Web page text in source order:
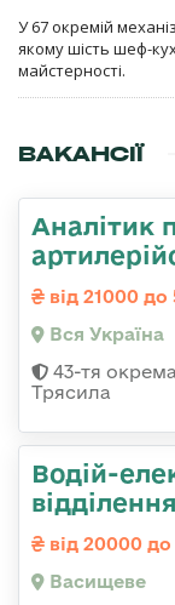
У 67 окремій
якому шість шеф-
майстерності.
ВАКАНСІЇ
Аналітик
від 21000
Вся Україна
43-тя
Трясила
Водій-
відділення
від 20000
Васищеве